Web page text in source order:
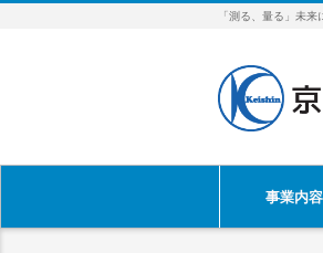
「測る、量る」未来
事業内容